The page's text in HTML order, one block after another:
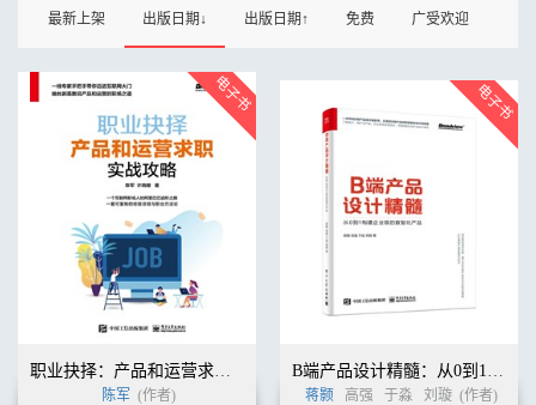
最新上架 出版日期↓ 出版日期↑ 免费 广受欢迎
职业抉择：产品和运营求职实战攻略
陈军 (作者)
B端产品设计精髓：从0到1构建企业级的数智化产品
蒋颢 高强 于淼 刘璇 (作者)